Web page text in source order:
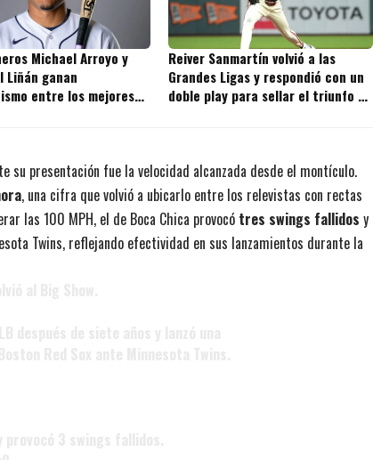
Michael Arroyo y
Liñán ganan
entre los mejores
Reiver Sanmartín volvió a las
Grandes Ligas y respondió con un
doble play para sellar el triunfo de
su presentación fue la velocidad alcanzada desde el montículo.
, una cifra que volvió a ubicarlo entre los relevistas con rectas
las 100 MPH, el de Boca Chica provocó tres swings fallidos y
Twins, reflejando efectividad en sus lanzamientos durante la